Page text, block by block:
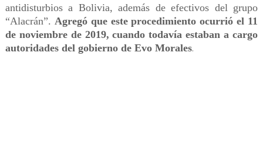
antidisturbios a Bolivia, además de efectivos del grupo
“Alacrán”. Agregó que este procedimiento ocurrió el 11
de noviembre de 2019, cuando todavía estaban a cargo
autoridades del gobierno de Evo Morales.